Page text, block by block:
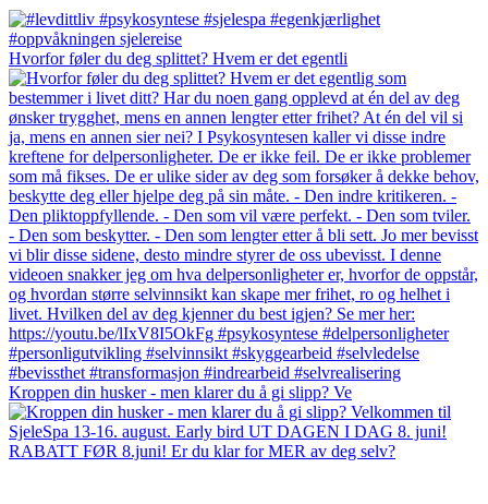
Hvorfor føler du deg splittet? Hvem er det egentli
Kroppen din husker - men klarer du å gi slipp? Ve
RABATT FØR 8.juni! Er du klar for MER av deg selv?